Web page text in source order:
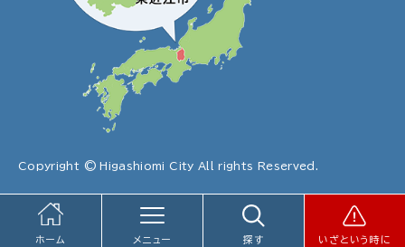
ホーム メニュー 探す いざという時に
Copyright © Higashiomi City All rights Reserved.